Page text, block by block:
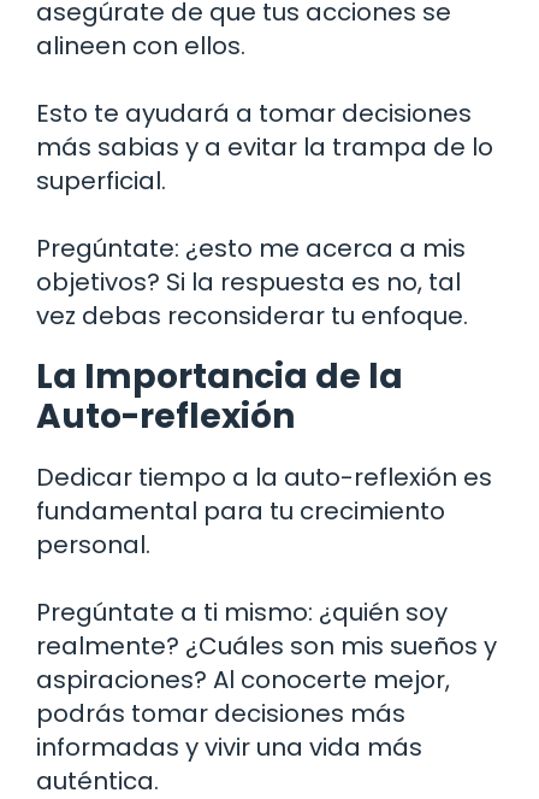
asegúrate de que tus acciones se
alineen con ellos.
Esto te ayudará a tomar decisiones
más sabias y a evitar la trampa de lo
superficial.
Pregúntate: ¿esto me acerca a mis
objetivos? Si la respuesta es no, tal
vez debas reconsiderar tu enfoque.
La Importancia de la
Auto-reflexión
Dedicar tiempo a la auto-reflexión es
fundamental para tu crecimiento
personal.
Pregúntate a ti mismo: ¿quién soy
realmente? ¿Cuáles son mis sueños y
aspiraciones? Al conocerte mejor,
podrás tomar decisiones más
informadas y vivir una vida más
auténtica.